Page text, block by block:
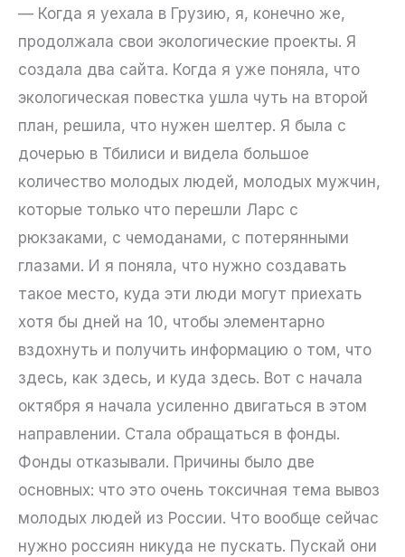
— Когда я уехала в Грузию, я, конечно же,
продолжала свои экологические проекты. Я
создала два сайта. Когда я уже поняла, что
экологическая повестка ушла чуть на второй
план, решила, что нужен шелтер. Я была с
дочерью в Тбилиси и видела большое
количество молодых людей, молодых мужчин,
которые только что перешли Ларс с
рюкзаками, с чемоданами, с потерянными
глазами. И я поняла, что нужно создавать
такое место, куда эти люди могут приехать
хотя бы дней на 10, чтобы элементарно
вздохнуть и получить информацию о том, что
здесь, как здесь, и куда здесь. Вот с начала
октября я начала усиленно двигаться в этом
направлении. Стала обращаться в фонды.
Фонды отказывали. Причины было две
основных: что это очень токсичная тема вывоз
молодых людей из России. Что вообще сейчас
нужно россиян никуда не пускать. Пускай они